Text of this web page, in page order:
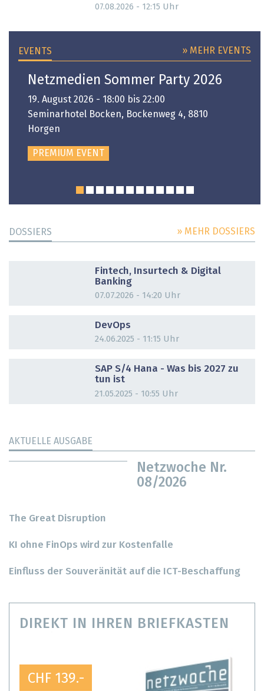
07.08.2026 - 12:15 Uhr
EVENTS » MEHR EVENTS
Netzmedien Sommer Party 2026
19. August 2026 - 18:00 bis 22:00
Seminarhotel Bocken, Bockenweg 4, 8810
Horgen
PREMIUM EVENT
DOSSIERS » MEHR DOSSIERS
Fintech, Insurtech & Digital
Banking
07.07.2026 - 14:20 Uhr
DevOps
24.06.2025 - 11:15 Uhr
SAP S/4 Hana - Was bis 2027 zu
tun ist
21.05.2025 - 10:55 Uhr
AKTUELLE AUSGABE
Netzwoche Nr.
08/2026
The Great Disruption
KI ohne FinOps wird zur Kostenfalle
Einfluss der Souveränität auf die ICT-Beschaffung
DIREKT IN IHREN BRIEFKASTEN
CHF 139.-